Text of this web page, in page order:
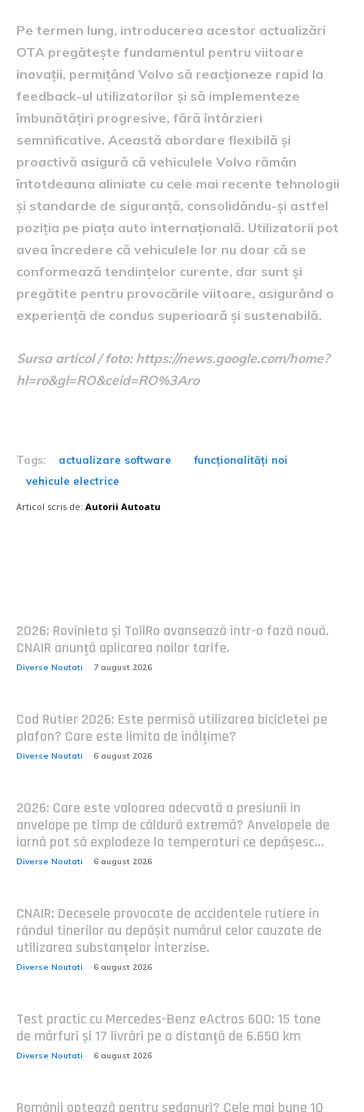
Pe termen lung, introducerea acestor actualizări
OTA pregătește fundamentul pentru viitoare
inovații, permițând Volvo să reacționeze rapid la
feedback-ul utilizatorilor și să implementeze
îmbunătățiri progresive, fără întârzieri
semnificative. Această abordare flexibilă și
proactivă asigură că vehiculele Volvo rămân
întotdeauna aliniate cu cele mai recente tehnologii
și standarde de siguranță, consolidându-și astfel
poziția pe piața auto internațională. Utilizatorii pot
avea încredere că vehiculele lor nu doar că se
conformează tendințelor curente, dar sunt și
pregătite pentru provocările viitoare, asigurând o
experiență de condus superioară și sustenabilă.
Sursa articol / foto: https://news.google.com/home?
hl=ro&gl=RO&ceid=RO%3Aro
Tags: actualizare software
funcționalități noi
vehicule electrice
Articol scris de: Autorii Autoatu
2026: Rovinieta și TollRo avansează într-o fază nouă.
CNAIR anunță aplicarea noilor tarife.
Diverse Noutati 7 august 2026
Cod Rutier 2026: Este permisă utilizarea bicicletei pe
plafon? Care este limita de înălțime?
Diverse Noutati 6 august 2026
2026: Care este valoarea adecvată a presiunii în
anvelope pe timp de căldură extremă? Anvelopele de
iarnă pot să explodeze la temperaturi ce depășesc...
Diverse Noutati 6 august 2026
CNAIR: Decesele provocate de accidentele rutiere în
rândul tinerilor au depășit numărul celor cauzate de
utilizarea substanțelor interzise.
Diverse Noutati 6 august 2026
Test practic cu Mercedes-Benz eActros 600: 15 tone
de mărfuri și 17 livrări pe o distanță de 6.650 km
Diverse Noutati 6 august 2026
Românii optează pentru sedanuri? Cele mai bune 10